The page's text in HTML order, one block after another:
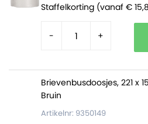
Staffelkorting (vanaf €
- +
Brievenbusdoosjes, 221 x
Bruin
Artikelnr: 9350149